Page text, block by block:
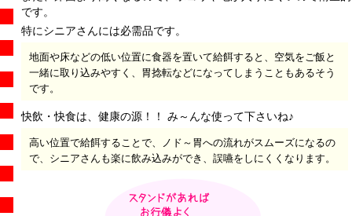
です。
特にシニアさんには必需品です。
地面や床などの低い位置に食器を置いて給餌すると、空気をご飯と
一緒に取り込みやすく、胃捻転などになってしまうこともあるそう
です。
快飲・快食は、健康の源！！ み～んな使って下さいね♪
高い位置で給餌することで、ノド～胃への流れがスムーズになるの
で、シニアさんも楽に飲み込みができ、誤嚥をしにくくなります。